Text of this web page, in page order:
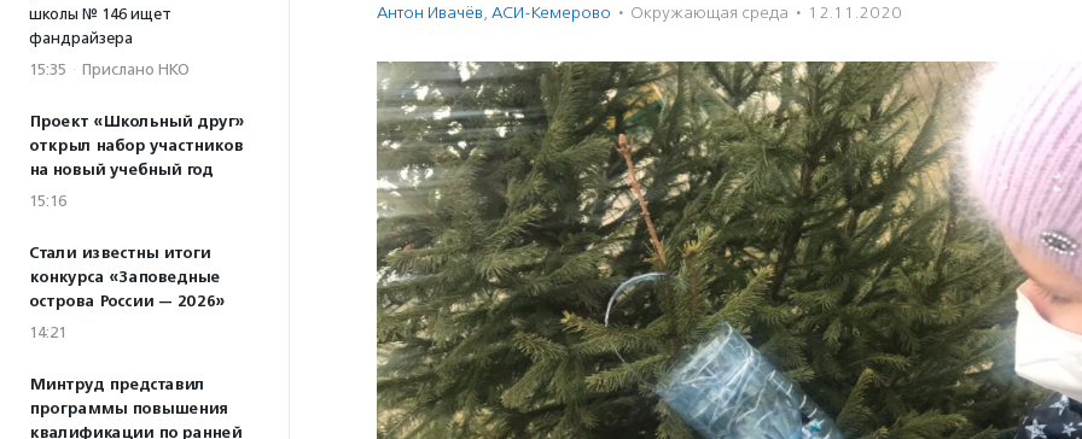
школы № 146 ищет
фандрайзера
15:35 · Прислано НКО
Проект «Школьный друг»
открыл набор участников
на новый учебный год
15:16
Стали известны итоги
конкурса «Заповедные
острова России — 2026»
14:21
Минтруд представил
программы повышения
квалификации по ранней
Антон Ивачёв, АСИ-Кемерово · Окружающая среда · 12.11.2020